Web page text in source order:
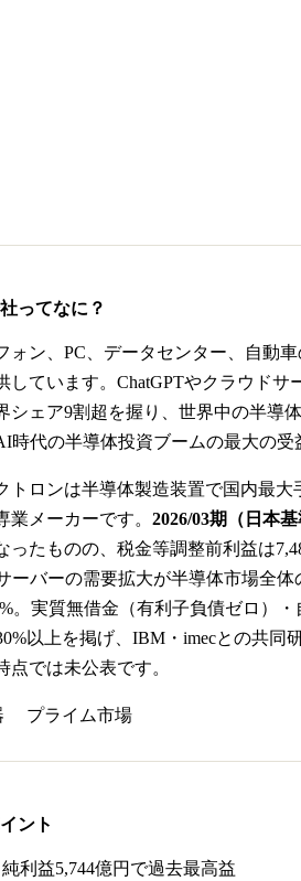
ってなに？
ォン、PC、データセンター、自動
しています。ChatGPTやクラウド
シェア9割超を握り、世界中の半導
時代の半導体投資ブームの最大の受
トロンは半導体製造装置で国内最
業メーカーです。 2026/03期（日本
ったものの、税金等調整前利益は
ーバーの需要拡大が半導体市場全
。実質無借金（有利子負債ゼロ）
以上を掲げ、IBM・imecとの共
点では未公表です。
プライム市場
ント
純利益5,744億円で過去最高益